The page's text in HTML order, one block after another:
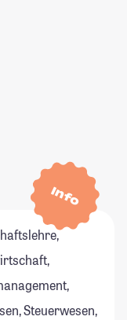
Info
Steuerwesen,